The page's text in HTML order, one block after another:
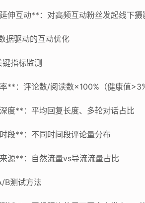
伸互动**：对高频互动粉丝发起线下摄
据驱动的互动优化
指标监测
**：评论数/阅读数×100%（健康值>3%
度**：平均回复长度、多轮对话占比
段**：不同时间段评论量分布
源**：自然流量vs导流流量占比
B测试方法